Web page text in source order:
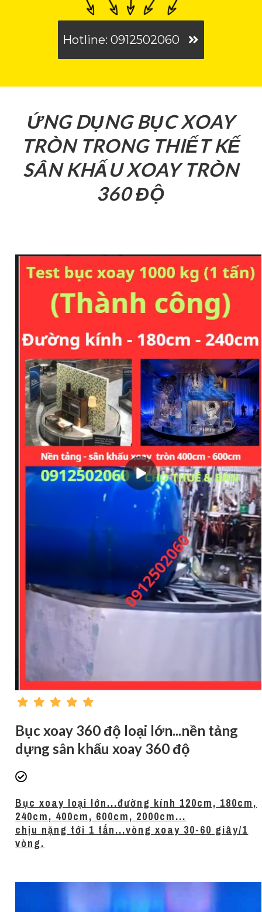
Hotline: 0912502060
ỨNG DỤNG BỤC XOAY
TRÒN TRONG THIẾT KẾ
SÂN KHẤU XOAY TRÒN
360 ĐỘ
Bục xoay 360 độ loại lớn...nền tảng
dựng sân khấu xoay 360 độ
Bục xoay loại lớn...đường kính 120cm, 180cm,
240cm, 400cm, 600cm, 2000cm...
chịu nặng tới 1 tấn...vòng xoay 30-60 giây/1
vòng.